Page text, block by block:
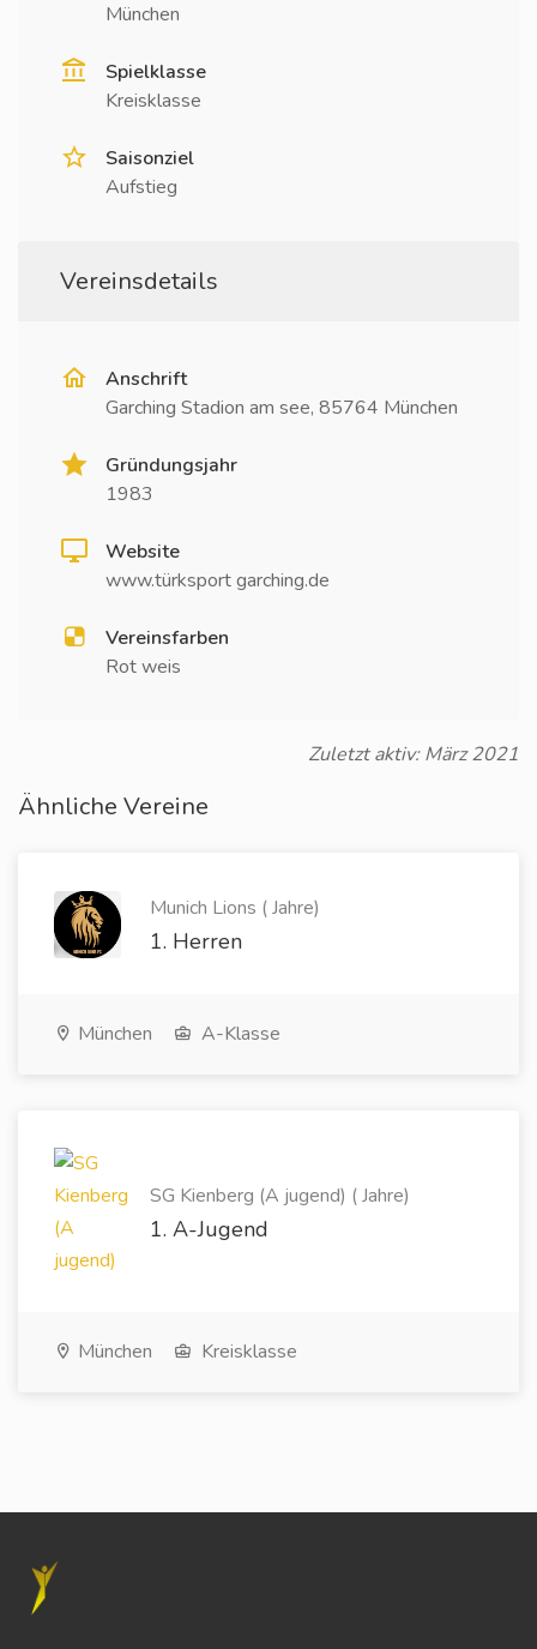
München
Spielklasse
Kreisklasse
Saisonziel
Aufstieg
Vereinsdetails
Anschrift
Garching Stadion am see, 85764 München
Gründungsjahr
1983
Website
www.türksport garching.de
Vereinsfarben
Rot weis
Zuletzt aktiv: März 2021
Ähnliche Vereine
Munich Lions ( Jahre)
1. Herren
München A-Klasse
SG Kienberg (A jugend) ( Jahre)
1. A-Jugend
München Kreisklasse